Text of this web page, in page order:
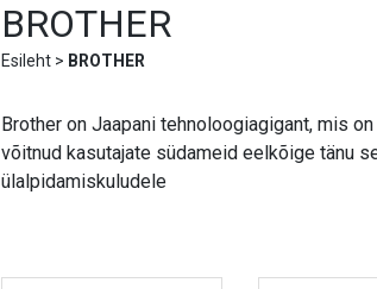
BROTHER
Esileht> BROTHER
Brother on Jaapani tehnoloogiagigant, mis
võitnud kasutajate südameid eelkõige tänu
ülalpidamiskuludele